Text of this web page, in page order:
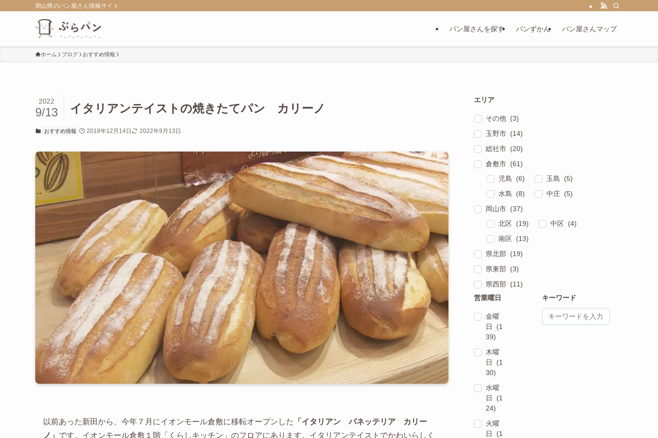
岡山県のパン屋さん情報サイト
パン屋さんを探す パンずかん パン屋さんマップ
ホーム ブログ おすすめ情報
イタリアンテイストの焼きたてパン カリーノ
2022
9/13
おすすめ情報 2018年12月14日 2022年9月13日
以前あった新田から、今年７月にイオンモール倉敷に移転オープンした
「イタリアン パネッテリア カリー
ノ」 です。イオンモール倉敷１階「くらしキッチン」のフロアにあります。イタリアンテイストでかわいらしく
エリア
その他 (3)
玉野市 (14)
総社市 (20)
倉敷市 (61)
児島 (6)
玉島 (5)
水島 (8)
中庄 (5)
岡山市 (37)
北区 (19)
中区 (4)
南区 (13)
県北部 (19)
県東部 (3)
県西部 (11)
営業曜日
金曜
日 (1
39)
木曜
日 (1
30)
水曜
日 (1
24)
火曜
日 (1
キーワード